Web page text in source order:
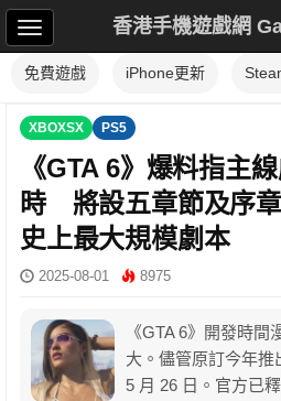
香港手機遊戲網
免費遊戲 iPhone更新
XBOXSX PS5
《GTA 6》爆料指主
時 將設五章節及序
史上最大規模劇本
2025-08-01 8975
《GTA 6》開發時
大。儘管原訂今年推
5 月 26 日。官方已